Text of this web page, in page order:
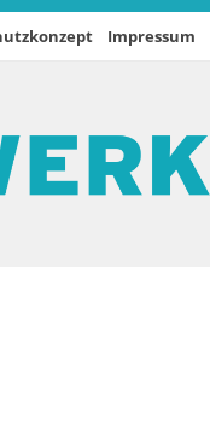
Impressum